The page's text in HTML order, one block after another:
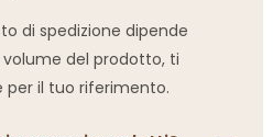
di spedizione dipende
del prodotto, ti
il tuo riferimento.